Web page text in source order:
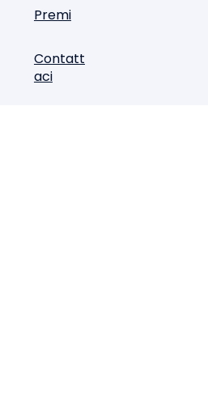
Premi
Contatt
aci